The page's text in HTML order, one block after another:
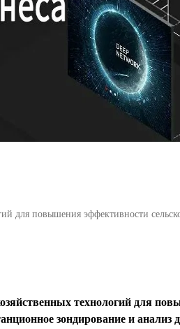
для повышения эффективности
технологий для
зондирование и анализ